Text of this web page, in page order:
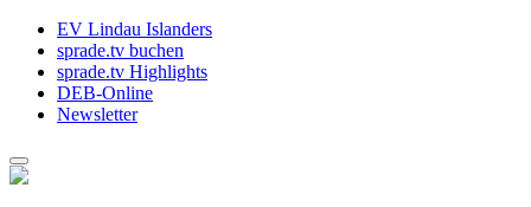
EV Lindau Islanders
sprade.tv buchen
sprade.tv Highlights
DEB-Online
Newsletter